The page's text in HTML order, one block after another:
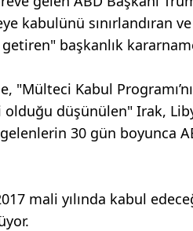
kabulünü sınırlandıran
başkanlık
"Mülteci Kabul
düşünülen" Irak,
gelenlerin 30 gün boyunca
mali yılında kabul